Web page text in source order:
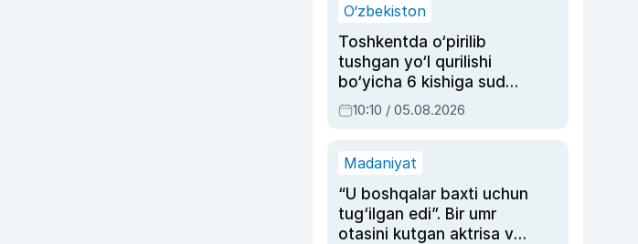
O‘zbekiston
Toshkentda o‘pirilib
tushgan yo‘l qurilishi
bo‘yicha 6 kishiga sud
hukmi o‘qildi
10:10 / 05.08.2026
Madaniyat
“U boshqalar baxti uchun
tug‘ilgan edi”. Bir umr
otasini kutgan aktrisa va